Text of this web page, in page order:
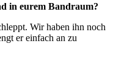
in eurem Bandraum?
Wir haben ihn noch
er einfach an zu